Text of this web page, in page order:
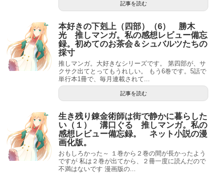
記事を読む
本好きの下剋上（四部）（6） 勝木
光 推しマンガ。私の感想レビュー備忘
録。初めてのお茶会＆シュバルツたちの
採寸
推しマンガ。大好きなシリーズです。 第四部が、サ
クサク出てとってもうれしい。 もう6巻です。5話で
単行本1冊で、毎月連載されて...
記事を読む
生き残り錬金術師は街で静かに暮らした
い（１） 溝口ぐる 推しマンガ。私の
感想レビュー備忘録。 ネット小説の漫
画化版。
おもしろかった～ １巻から２巻の間が長かったよう
ですが 私は２巻が出てから、２冊一度に読んだので
不満はないです 漫画版の...